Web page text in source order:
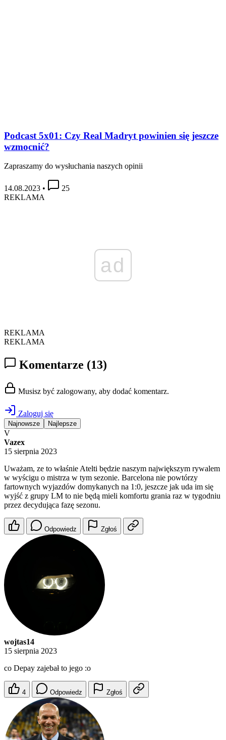
Podcast 5x01: Czy Real Madryt powinien się jeszcze
wzmocnić?
Zapraszamy do wysłuchania naszych opinii
14.08.2023 •
25
REKLAMA
ad
REKLAMA
REKLAMA
Komentarze (13)
Musisz być zalogowany, aby dodać komentarz.
Zaloguj się
Najnowsze Najlepsze
V
Vazex
15 sierpnia 2023
Uważam, ze to właśnie Atelti będzie naszym największym rywalem
w wyścigu o mistrza w tym sezonie. Barcelona nie powtórzy
fartownych wyjazdów domykanych na 1:0, jeszcze jak uda im się
wyjść z grupy LM to nie będą mieli komfortu grania raz w tygodniu
przez decydująca fazę sezonu.
Odpowiedz Zgłoś
wojtas14
15 sierpnia 2023
co Depay zajebał to jego :o
4 Odpowiedz Zgłoś